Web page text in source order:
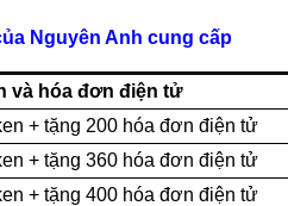
Nguyên Anh cung cấp
và hóa đơn điện tử
+ tặng 200 hóa đơn điện tử
+ tặng 360 hóa đơn điện tử
+ tặng 400 hóa đơn điện tử